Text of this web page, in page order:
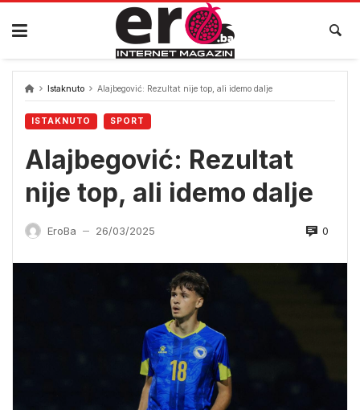
Skip
content
Istaknuto Alajbegović: Rezultat nije top, ali idemo dalje
ISTAKNUTO SPORT
Alajbegović: Rezultat
nije top, ali idemo dalje
EroBa — 26/03/2025 0